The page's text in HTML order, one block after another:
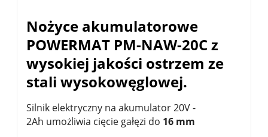
Nożyce akumulatorowe
POWERMAT PM-NAW-20C z
wysokiej jakości ostrzem ze
stali wysokowęglowej.
Silnik elektryczny na akumulator 20V -
2Ah umożliwia cięcie gałęzi do 16 mm